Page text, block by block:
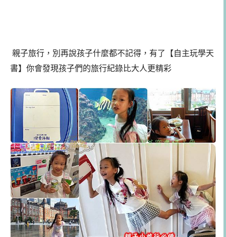
親子旅行，別再說孩子什麼都不記得，有了【自主玩學天
書】你會發現孩子們的旅行紀錄比大人更精彩